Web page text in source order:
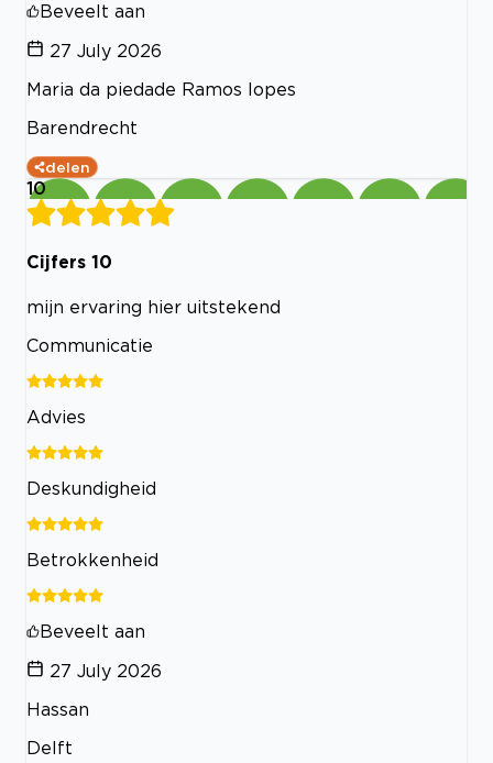
Beveelt aan
27 July 2026
Maria da piedade Ramos lopes
Barendrecht
delen
10
Cijfers 10
mijn ervaring hier uitstekend
Communicatie
Advies
Deskundigheid
Betrokkenheid
Beveelt aan
27 July 2026
Hassan
Delft